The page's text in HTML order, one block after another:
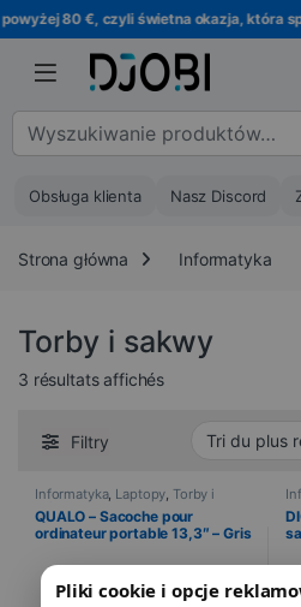
Pliki cookie i opcje
Przejdź do nawigacji
Przejdź do treści
80 €, czyli świetna okazja, która
Wyszukaj :
Obsługa klienta Nasz Discord
Strona główna Informatyka
Torby i sakwy
3 résultats affichésTrié du plus
Filtry
Informatyka, Laptopy, Torby i
sakwy
QUALO – Sacoche pour
ordinateur portable 13,3″ – Gris